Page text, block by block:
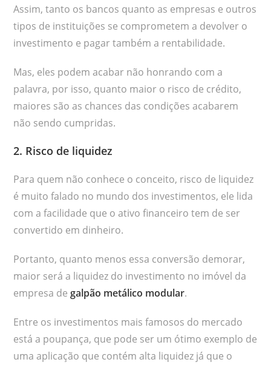
Assim, tanto os bancos quanto as empresas e outros
tipos de instituições se comprometem a devolver o
investimento e pagar também a rentabilidade.
Mas, eles podem acabar não honrando com a
palavra, por isso, quanto maior o risco de crédito,
maiores são as chances das condições acabarem
não sendo cumpridas.
2. Risco de liquidez
Para quem não conhece o conceito, risco de liquidez
é muito falado no mundo dos investimentos, ele lida
com a facilidade que o ativo financeiro tem de ser
convertido em dinheiro.
Portanto, quanto menos essa conversão demorar,
maior será a liquidez do investimento no imóvel da
empresa degalpão metálico modular.
Entre os investimentos mais famosos do mercado
está a poupança, que pode ser um ótimo exemplo de
uma aplicação que contém alta liquidez já que o